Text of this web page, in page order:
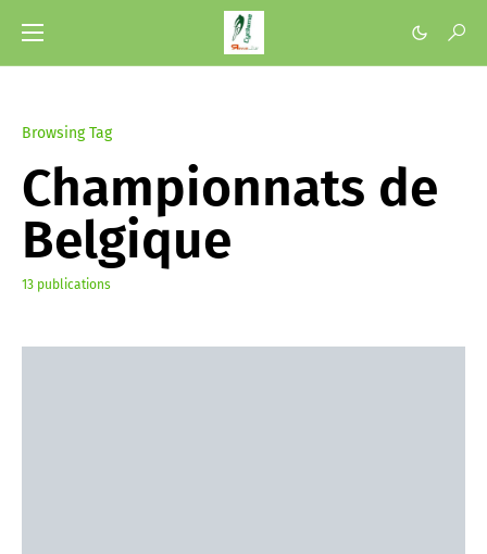
Browsing Tag
Championnats de
Belgique
13 publications